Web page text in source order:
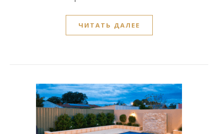
ЧИТАТЬ ДАЛЕЕ